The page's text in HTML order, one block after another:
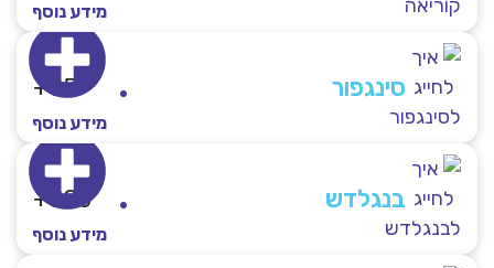
מידע נוסף
סינגפור 65+
מידע נוסף
בנגלדש 880+
מידע נוסף